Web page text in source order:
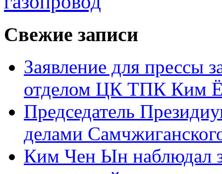
Свежие записи
Заявление для прессы
отделом ЦК ТПК Ким
Председатель
делами
Ким Чен Ын наблюдал